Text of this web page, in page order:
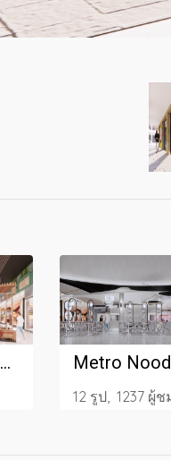
Pitching Project_2023
12 รูป, 1237 ผู้ช